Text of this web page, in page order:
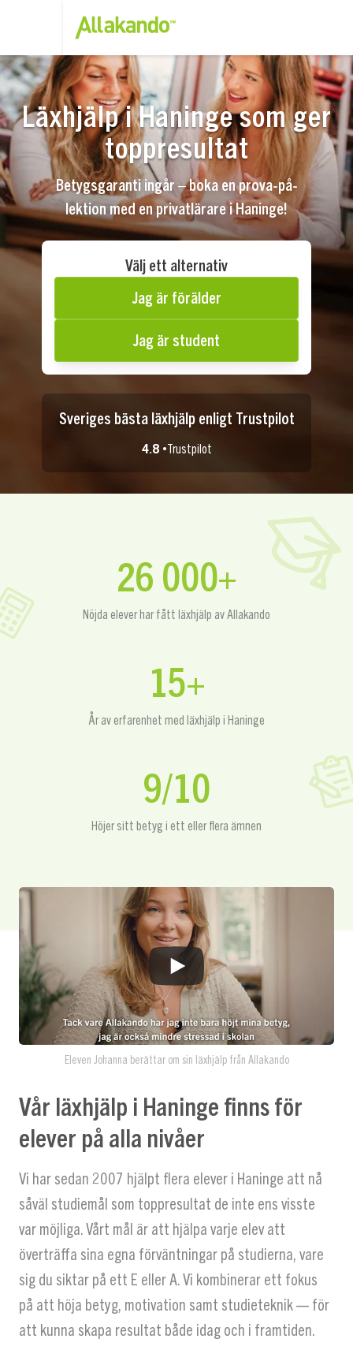
Läxhjälp i Haninge som ger
toppresultat
Betygsgaranti ingår – boka en prova-på-
lektion med en privatlärare i Haninge!
Välj ett alternativ
Jag är förälder
Jag är student
Sveriges bästa läxhjälp enligt Trustpilot
4.8 •Trustpilot
26 000+
Nöjda elever har fått läxhjälp av Allakando
15+
År av erfarenhet med läxhjälp i Haninge
9/10
Höjer sitt betyg i ett eller flera ämnen
Eleven Johanna berättar om sin läxhjälp från Allakando
Vår läxhjälp i Haninge finns för
elever på alla nivåer
Vi har sedan 2007 hjälpt flera elever i Haninge att nå
såväl studiemål som toppresultat de inte ens visste
var möjliga. Vårt mål är att hjälpa varje elev att
överträffa sina egna förväntningar på studierna, vare
sig du siktar på ett E eller A. Vi kombinerar ett fokus
på att höja betyg, motivation samt studieteknik — för
att kunna skapa resultat både idag och i framtiden.